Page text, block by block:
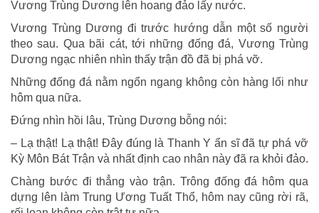
Vương Trùng Dương lên hoang đảo lấy nước.
Vương Trùng Dương đi trước hướng dẫn một số người
theo sau. Qua bãi cát, tới những đống đá, Vương Trùng
Dương ngạc nhiên nhìn thấy trận đồ đã bị phá vỡ.
Những đống đá nằm ngổn ngang không còn hàng lối như
hôm qua nữa.
Đứng nhìn hồi lâu, Trùng Dương bỗng nói:
– Lạ thật! Lạ thật! Đây đúng là Thanh Y ẩn sĩ đã tự phá vỡ
Kỳ Môn Bát Trận và nhất định cao nhân này đã ra khỏi đảo.
Chàng bước đi thẳng vào trận. Trông đống đá hôm qua
dựng lên làm Trung Ương Tuất Thổ, hôm nay cũng rời rã,